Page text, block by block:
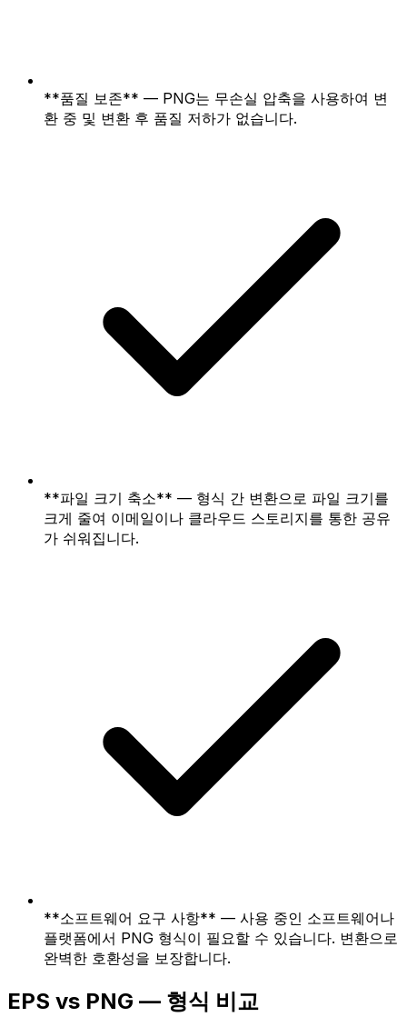
**품질 보존** — PNG는 무손실 압축을 사용하여 변
환 중 및 변환 후 품질 저하가 없습니다.
**파일 크기 축소** — 형식 간 변환으로 파일 크기를
크게 줄여 이메일이나 클라우드 스토리지를 통한 공유
가 쉬워집니다.
**소프트웨어 요구 사항** — 사용 중인 소프트웨어나
플랫폼에서 PNG 형식이 필요할 수 있습니다. 변환으로
완벽한 호환성을 보장합니다.
EPS vs PNG — 형식 비교